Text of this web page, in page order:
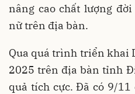
nâng cao chất lượng
nữ trên địa bàn.
Qua quá trình triển khai
2025 trên địa bàn tỉnh
quả tích cực. Đã có 9/